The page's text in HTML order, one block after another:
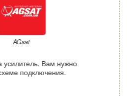
AGsat
усилитель. Вам нужно
подключения.